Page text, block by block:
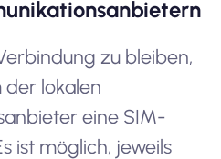
zu bleiben,
der lokalen
eine SIM-
ist möglich, jeweils